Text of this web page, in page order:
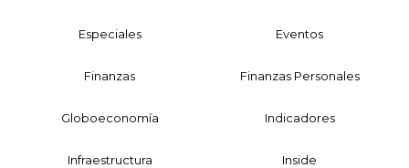
Especiales Eventos
Finanzas Finanzas Personales
Globoeconomía Indicadores
Infraestructura Inside